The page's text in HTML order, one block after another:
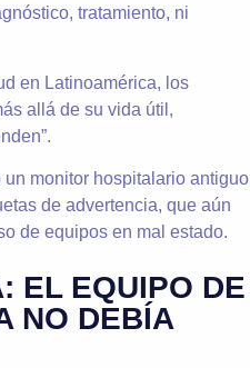
tratamiento, ni
en Latinoamérica, los
allá de su vida útil,
EL EQUIPO DE
NO DEBÍA